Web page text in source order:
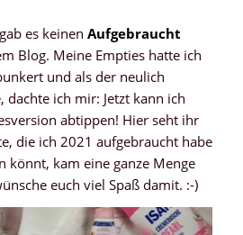
es keinen Aufgebraucht
Blog. Meine Empties hatte ich
und als der neulich
ich mir: Jetzt kann ich
abtippen! Hier seht ihr
die ich 2021 aufgebraucht habe
könnt, kam eine ganze Menge
euch viel Spaß damit. :-)